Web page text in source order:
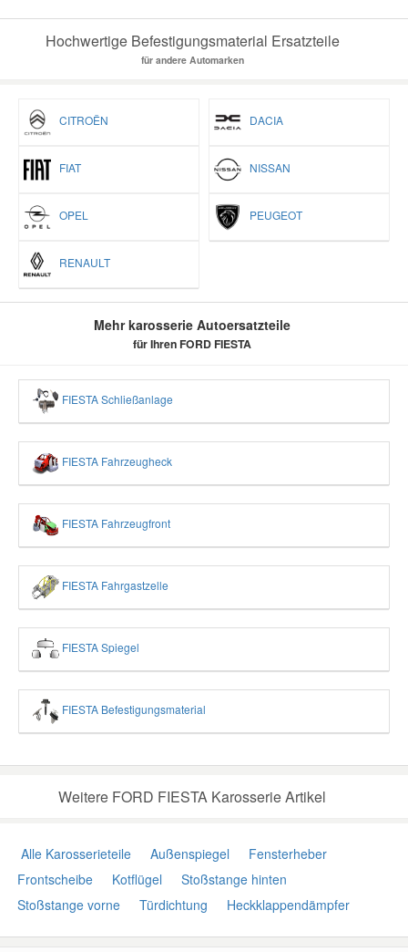
Hochwertige Befestigungsmaterial Ersatzteile
für andere Automarken
CITROËN DACIA
FIAT NISSAN
OPEL PEUGEOT
RENAULT
Mehr karosserie Autoersatzteile
für Ihren FORD FIESTA
FIESTA Schließanlage
FIESTA Fahrzeugheck
FIESTA Fahrzeugfront
FIESTA Fahrgastzelle
FIESTA Spiegel
FIESTA Befestigungsmaterial
Weitere FORD FIESTA Karosserie Artikel
Alle Karosserieteile Außenspiegel
Fensterheber
Frontscheibe
Kotflügel
Stoßstange hinten
Stoßstange vorne
Türdichtung Heckklappendämpfer